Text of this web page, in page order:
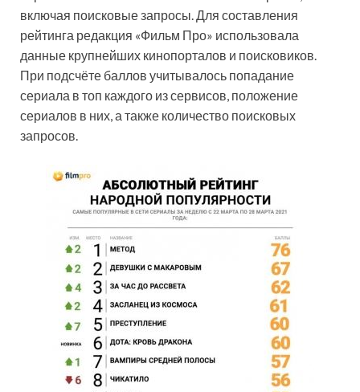
включая поисковые запросы. Для составления
рейтинга редакция «Фильм Про» использовала
данные крупнейших кинопорталов и поисковиков.
При подсчёте баллов учитывалось попадание
сериала в топ каждого из сервисов, положение
сериалов в них, а также количество поисковых
запросов.